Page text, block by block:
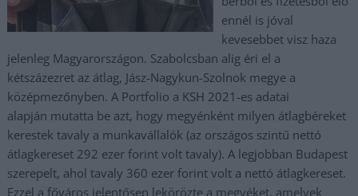
ennél is jóval
kevesebbet visz haza
jelenleg Magyarországon. Szabolcsban alig éri el a
kétszázezret az átlag, Jász-Nagykun-Szolnok megye a
középmezőnyben. A Portfolio a KSH 2021-es adatai
alapján mutatta be azt, hogy megyénként milyen átlagbéreket
kerestek tavaly a munkavállalók (az országos szintű nettó
átlagkereset 292 ezer forint volt tavaly). A legjobban Budapest
szerepelt, ahol tavaly 360 ezer forint volt a nettó átlagkereset.
Ezzel a főváros jelentősen lekörözte a megyéket, amelyek